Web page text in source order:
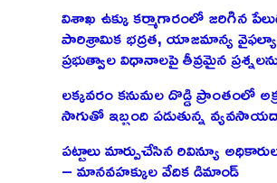
విశాఖ ఉక్కు కర్మాగారంలో జరిగిన
పారిశ్రామిక భద్రత, యాజమాన్య
ప్రభుత్వాల విధానాలపై తీవ్రమైన
లక్కవరం కనుమల దొడ్డి ప్రాంతంలో
సాగుతో ఇబ్బంది పడుతున్న
పట్టాలు మార్పుచేసిన రివిన్యూ
– మానవహక్కుల వేదిక డిమాండ్